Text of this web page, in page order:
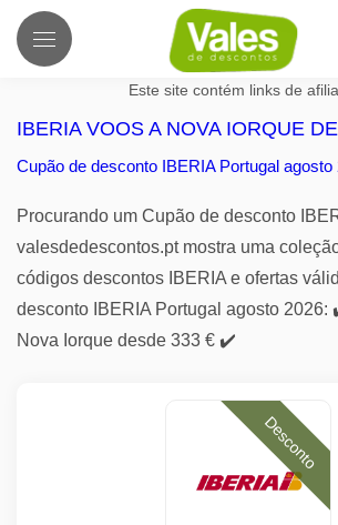
Este site contém links de
IBERIA VOOS A NOVA IORQUE
Cupão de desconto IBERIA Portugal agosto
Procurando um Cupão de desconto
valesdedescontos.pt mostra uma
códigos descontos IBERIA e ofertas
desconto IBERIA Portugal agosto 2026:
Nova Iorque desde 333 € ✔️
Desconto